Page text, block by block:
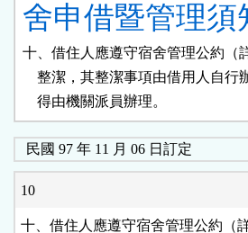
舍申借暨管理須
十、借住人應遵守宿舍管理公約（
整潔，其整潔事項由借用人自
    得由機關派員辦理。
民國 97 年 11 月 06 日訂定
10
十、借住人應遵守宿舍管理公約（